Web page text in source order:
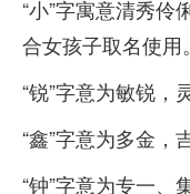
“小”字寓意清秀伶
合女孩子取名使用。
“锐”字意为敏锐，
“鑫”字意为多金，
“钟”字意为专一、